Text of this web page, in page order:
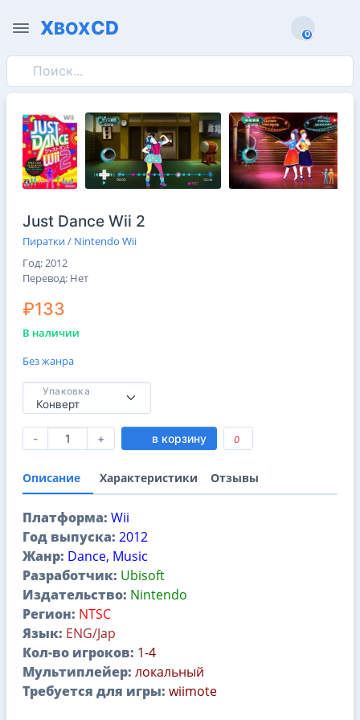
XBOXCD 0
0
Just Dance Wii 2
Пиратки / Nintendo Wii
Год: 2012
Перевод: Нeт
₽133
В наличии
Без жанра
Упаковка
- + в корзину 0
Описание Характеристики Отзывы
Платформа: Wii
Год выпуска: 2012
Жанр: Dance, Music
Разработчик: Ubisoft
Издательство: Nintendo
Регион: NTSC
Язык: ENG/Jap
Кол-во игроков: 1-4
Мультиплейер: локальный
Требуется для игры: wiimote